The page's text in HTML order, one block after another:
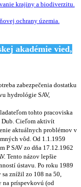
krajiny a biodiverzitu.
ochrany územia.
akadémie vied,
zabezpečenia dostatku
hydrológie SAV,
tohto pracoviska
Dub. Cieľom aktivít
aktuálnych problémov v
vôd. Od 1.1.1959
P SAV zo dňa 17.12.1962
Tento názov lepšie
ústavu. Po roku 1989
sa znížil zo 108 na 50,
na príspevkovú (od